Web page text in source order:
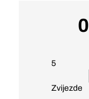
0
5
Zvijezde